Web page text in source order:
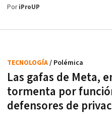
PoriProUP
Las gafas de Meta,
tormenta por
defensores de
TECNOLOGÍA/ Polémica